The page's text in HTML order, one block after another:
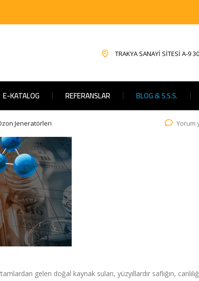
TRAKYA SANAYİ SİTESİ A-
E-KATALOG REFERANSLAR BLOG & S.S.S.
Jeneratörleri Yorum
gelen doğal kaynak suları, yüzyıllardır saflığın,